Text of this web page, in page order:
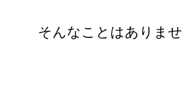
そんなことはありませ